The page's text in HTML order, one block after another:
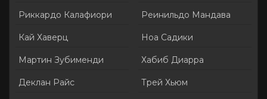
Риккардо Калафиори
Кай Хаверц
Мартин Зубименди
Деклан Райс
Реинильдо Мандава
Ноа Садики
Хабиб Диарра
Трей Хьюм